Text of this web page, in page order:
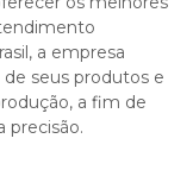
a empresa
de seus produtos e
a fim de
precisão.